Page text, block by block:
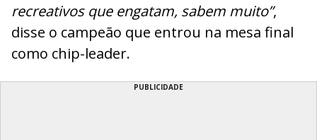
recreativos que engatam, sabem muito”,
disse o campeão que entrou na mesa final
como chip-leader.
PUBLICIDADE